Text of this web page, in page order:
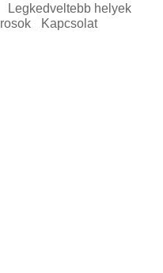
Legkedveltebb helyek
Kapcsolat